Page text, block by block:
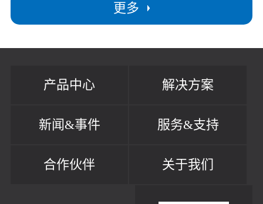
更多
产品中心 解决方案
新闻&事件 服务&支持
合作伙伴 关于我们